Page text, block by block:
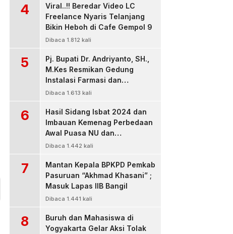
4
Viral..!! Beredar Video LC
Freelance Nyaris Telanjang
Bikin Heboh di Cafe Gempol 9
Dibaca 1.812 kali
5
Pj. Bupati Dr. Andriyanto, SH.,
M.Kes Resmikan Gedung
Instalasi Farmasi dan
Dropzone IGD, RSUD Bangil
Dibaca 1.613 kali
6
Hasil Sidang Isbat 2024 dan
Imbauan Kemenag Perbedaan
Awal Puasa NU dan
Muhamadiyah
Dibaca 1.442 kali
7
Mantan Kepala BPKPD Pemkab
Pasuruan “Akhmad Khasani” ;
Masuk Lapas IIB Bangil
Dibaca 1.441 kali
8
Buruh dan Mahasiswa di
Yogyakarta Gelar Aksi Tolak